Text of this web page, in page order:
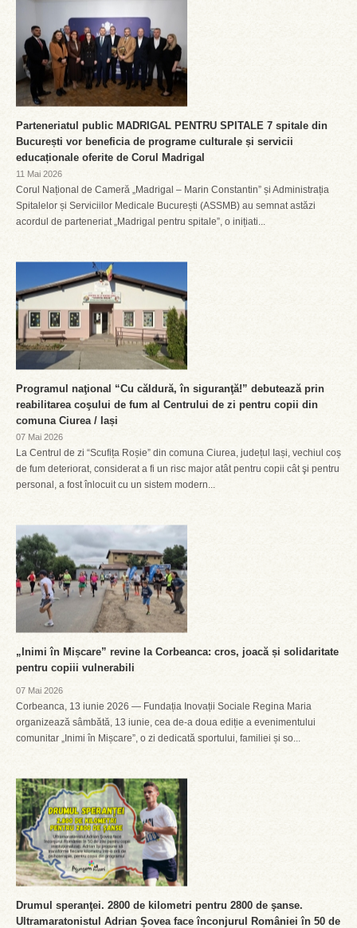
Parteneriatul public MADRIGAL PENTRU SPITALE 7 spitale din
București vor beneficia de programe culturale și servicii
educaționale oferite de Corul Madrigal
11 Mai 2026
Corul Național de Cameră „Madrigal – Marin Constantin” și Administrația
Spitalelor și Serviciilor Medicale București (ASSMB) au semnat astăzi
acordul de parteneriat „Madrigal pentru spitale”, o inițiati...
Programul naţional “Cu căldură, în siguranţă!” debutează prin
reabilitarea coşului de fum al Centrului de zi pentru copii din
comuna Ciurea / Iași
07 Mai 2026
La Centrul de zi “Scufița Roșie” din comuna Ciurea, județul Iași, vechiul coș
de fum deteriorat, considerat a fi un risc major atât pentru copii cât şi pentru
personal, a fost înlocuit cu un sistem modern...
„Inimi în Mișcare” revine la Corbeanca: cros, joacă și solidaritate
pentru copiii vulnerabili
07 Mai 2026
Corbeanca, 13 iunie 2026 — Fundația Inovații Sociale Regina Maria
organizează sâmbătă, 13 iunie, cea de-a doua ediție a evenimentului
comunitar „Inimi în Mișcare”, o zi dedicată sportului, familiei și so...
Drumul speranţei. 2800 de kilometri pentru 2800 de şanse.
Ultramaratonistul Adrian Şovea face înconjurul României în 50 de